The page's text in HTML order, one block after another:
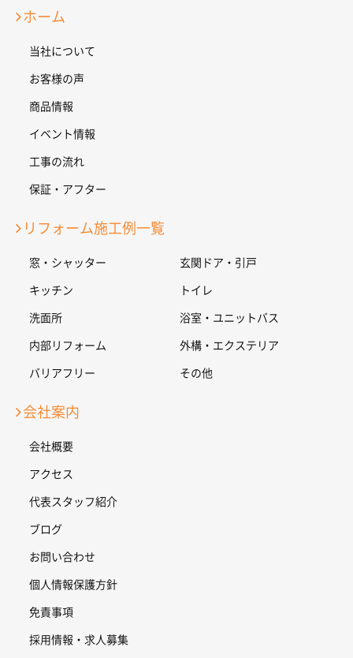
ホーム
当社について
お客様の声
商品情報
イベント情報
工事の流れ
保証・アフター
リフォーム施工例一覧
窓・シャッター 玄関ドア・引戸
キッチン トイレ
洗面所 浴室・ユニットバス
内部リフォーム 外構・エクステリア
バリアフリー その他
会社案内
会社概要
アクセス
代表スタッフ紹介
ブログ
お問い合わせ
個人情報保護方針
免責事項
採用情報・求人募集